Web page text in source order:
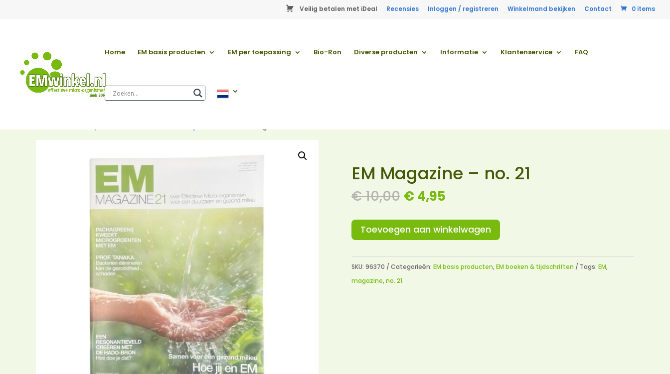
Veilig betalen met iDeal Recensies Inloggen / registreren Winkelmand bekijken Contact 0 items
Home EM basis producten EM per toepassing Bio-Ron Diverse producten Informatie Klantenservice FAQ
EM Magazine – no. 21
€10,00 Oorspronkelijke
was:
€ 10,00.
€ 4,95
is:
€ 4,95.
Toevoegen aan winkelwagen
SKU: 96370 Categorieën: EM basis producten,EM boeken & tijdschriften Tags: EM,
magazine,no. 21